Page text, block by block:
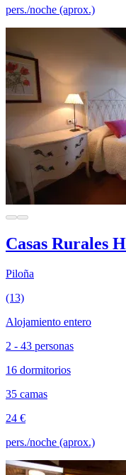
pers./noche (aprox.)
Casas Rurales
Piloña
(13)
Alojamiento entero
2 - 43 personas
16 dormitorios
35 camas
24 €
pers./noche (aprox.)